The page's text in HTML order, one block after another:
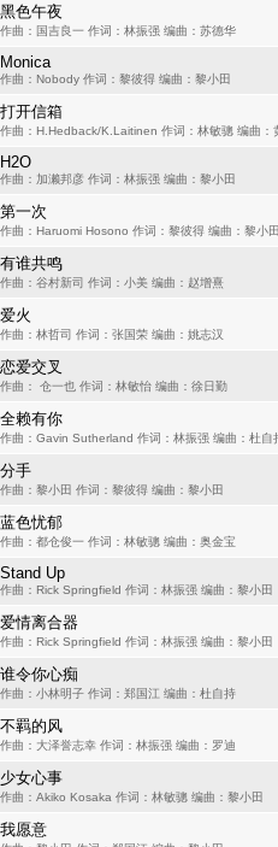
黑色午夜
作曲：国吉良一 作词：林振强 编曲：苏德华
Monica
作曲：Nobody 作词：黎彼得 编曲：黎小田
打开信箱
作曲：H.Hedback/K.Laitinen 作词：林敏骢 编曲：
H2O
作曲：加濑邦彦 作词：林振强 编曲：黎小田
第一次
作曲：Haruomi Hosono 作词：黎彼得 编曲：黎小
有谁共鸣
作曲：谷村新司 作词：小美 编曲：赵增熹
爱火
作曲：林哲司 作词：张国荣 编曲：姚志汉
恋爱交叉
作曲： 仓一也 作词：林敏怡 编曲：徐日勤
全赖有你
作曲：Gavin Sutherland 作词：林振强 编曲：杜自
分手
作曲：黎小田 作词：黎彼得 编曲：黎小田
蓝色忧郁
作曲：都仓俊一 作词：林敏骢 编曲：奥金宝
Stand Up
作曲：Rick Springfield 作词：林振强 编曲：黎小田
爱情离合器
作曲：Rick Springfield 作词：林振强 编曲：黎小田
谁令你心痴
作曲：小林明子 作词：郑国江 编曲：杜自持
不羁的风
作曲：大泽誉志幸 作词：林振强 编曲：罗迪
少女心事
作曲：Akiko Kosaka 作词：林敏骢 编曲：黎小田
我愿意